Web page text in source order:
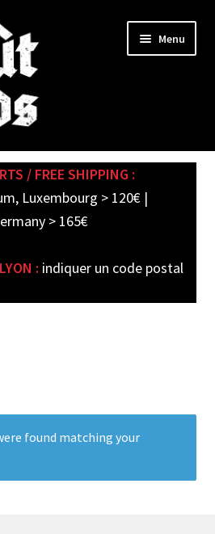
Menu
child
/ FREE SHIPPING :
Luxembourg > 120€ |
> 165€
: indiquer un code postal
found matching your